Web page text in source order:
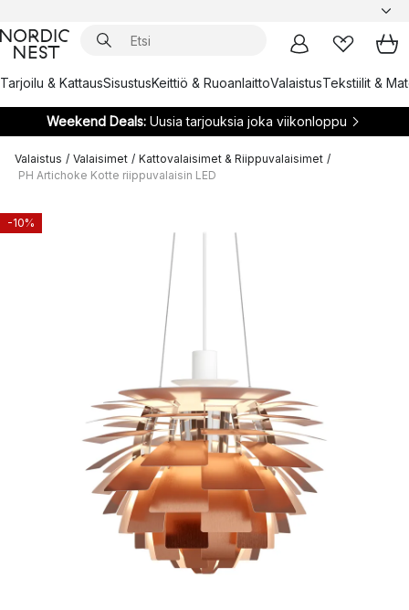
Tarjoilu & KattausSisustusKeittiö & RuoanlaittoValaistusTekstiilit &
Weekend Deals:Uusia tarjouksia joka viikonloppu
Valaistus / Valaisimet / Kattovalaisimet & Riippuvalaisimet /
PH Artichoke Kotte riippuvalaisin LED
-10%